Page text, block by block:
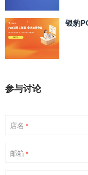
银豹
参与讨论
店名 *
邮箱 *